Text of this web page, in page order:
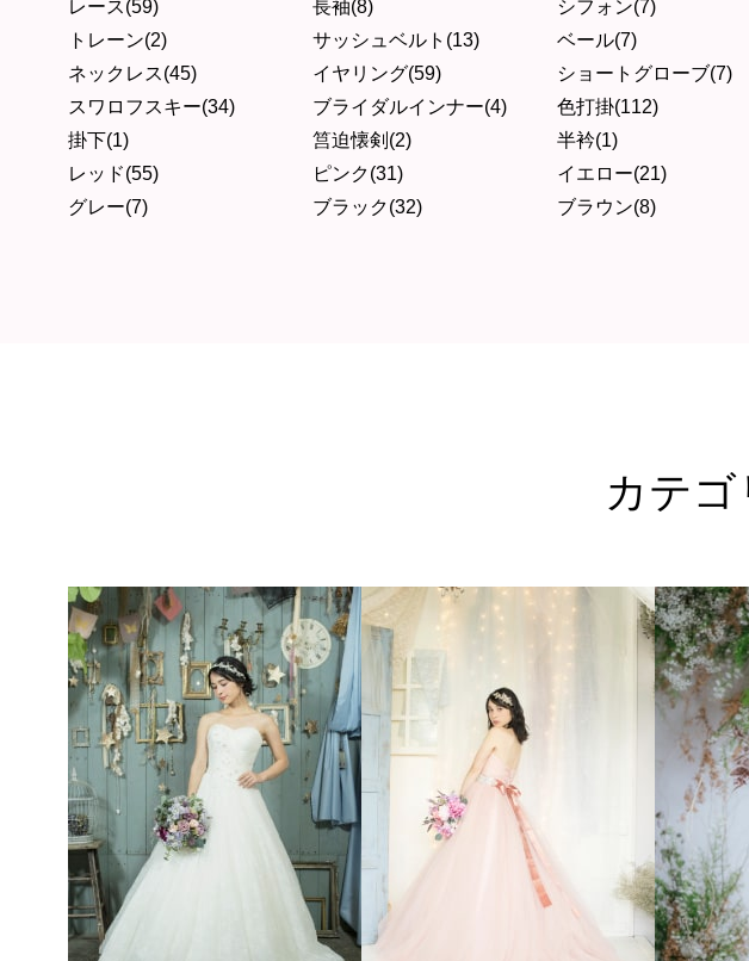
レース(59)
長袖(8) シフォン(7)
トレーン(2)
サッシュベルト(13) ベール(7)
ネックレス(45)
イヤリング(59) ショートグローブ(7)
スワロフスキー(34)
ブライダルインナー(4) 色打掛(112)
掛下(1)
筥迫懐剣(2) 半衿(1)
レッド(55)
ピンク(31) イエロー(21)
グレー(7)
ブラック(32) ブラウン(8)
カテ